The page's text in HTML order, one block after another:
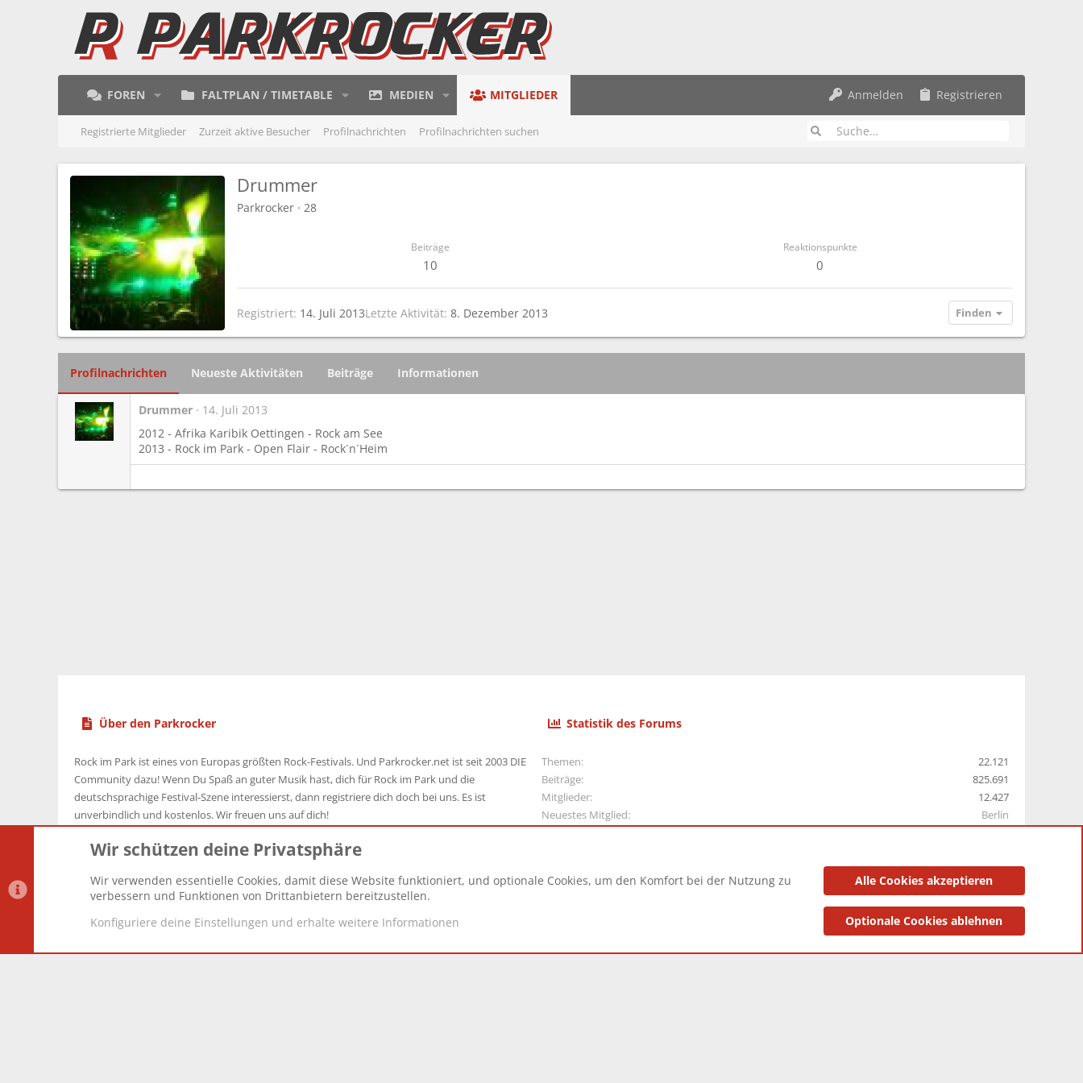
FOREN FALTPLAN / TIMETABLE MEDIEN MITGLIEDER Anmelden Registrieren
Registrierte Mitglieder Zurzeit aktive Besucher Profilnachrichten Profilnachrichten suchen
Drummer
Parkrocker · 28
Beiträge
10
Reaktionspunkte
0
Registriert 14. Juli 2013Letzte Aktivität 8. Dezember 2013 Finden
Profilnachrichten Neueste Aktivitäten Beiträge Informationen
Drummer
14. Juli 2013
2012 - Afrika Karibik Oettingen - Rock am See
2013 - Rock im Park - Open Flair - Rock´n´Heim
Über den Parkrocker
Rock im Park ist eines von Europas größten Rock-Festivals. Und Parkrocker.net ist seit 2003 DIE
Community dazu! Wenn Du Spaß an guter Musik hast, dich für Rock im Park und die
deutschsprachige Festival-Szene interessierst, dann registriere dich doch bei uns. Es ist
unverbindlich und kostenlos. Wir freuen uns auf dich!
Statistik des Forums
Themen
22.121
Beiträge
825.691
Mitglieder
12.427
Neuestes Mitglied
Berlin
Datenschutz-Einstellungen PR Light Deutsch [Du] Datenschutzerklärung Impressum
Wir schützen deine Privatsphäre
Wir verwenden essentielle Cookies, damit diese Website funktioniert, und optionale Cookies, um den Komfort bei der Nutzung zu
verbessern und Funktionen von Drittanbietern bereitzustellen.
Konfiguriere deine Einstellungen und erhalte weitere Informationen
Alle Cookies akzeptieren
Optionale Cookies ablehnen